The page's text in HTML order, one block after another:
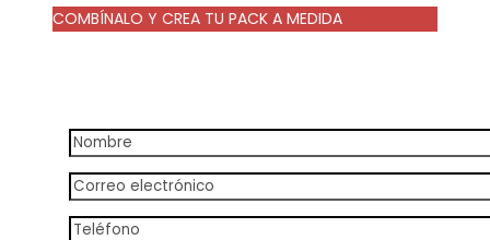
COMBÍNALO Y CREA TU PACK A MEDIDA